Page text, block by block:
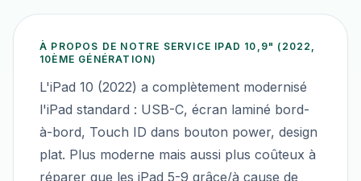
À PROPOS DE NOTRE SERVICE IPAD 10,9" (2022,
10ÈME GÉNÉRATION)
L'iPad 10 (2022) a complètement modernisé
l'iPad standard : USB-C, écran laminé bord-
à-bord, Touch ID dans bouton power, design
plat. Plus moderne mais aussi plus coûteux à
réparer que les iPad 5-9 grâce/à cause de